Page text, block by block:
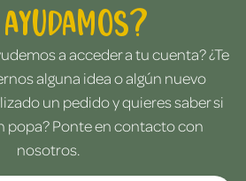
a acceder a tu cuenta? ¿Te
alguna idea o algún nuevo
un pedido y quieres saber si
popa? Ponte en contacto con
nosotros.